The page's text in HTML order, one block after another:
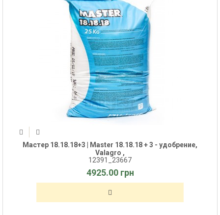
Мастер 18.18.18+3 | Master 18.18.18 + 3 - удобрение,
Valagro ,
12391_23667
4925.00 грн